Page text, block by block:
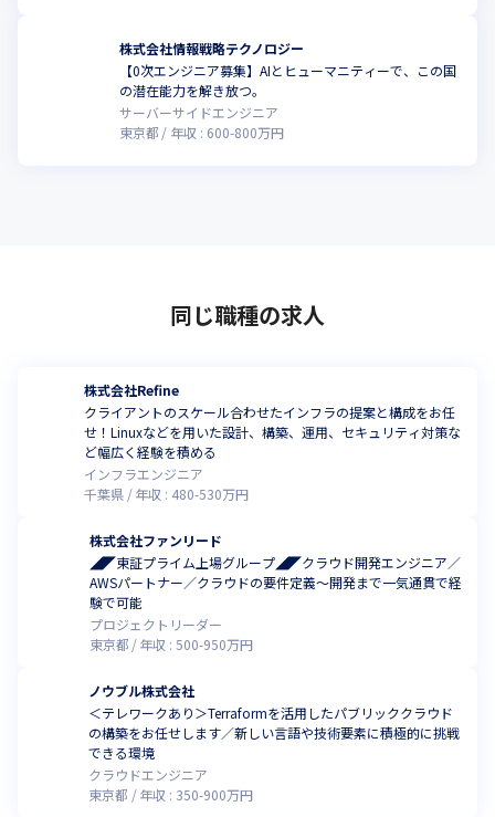
株式会社情報戦略テクノロジー
【0次エンジニア募集】AIとヒューマニティーで、この国
の潜在能力を解き放つ。
サーバーサイドエンジニア
東京都
年収 : 600-800万円
同じ職種の求人
株式会社Refine
クライアントのスケール合わせたインフラの提案と構成をお任
せ！Linuxなどを用いた設計、構築、運用、セキュリティ対策な
ど幅広く経験を積める
インフラエンジニア
千葉県
年収 : 480-530万円
株式会社ファンリード
◢◤東証プライム上場グループ◢◤クラウド開発エンジニア／
AWSパートナー／クラウドの要件定義～開発まで一気通貫で経
験で可能
プロジェクトリーダー
東京都
年収 :500-950万円
ノウブル株式会社
＜テレワークあり＞Terraformを活用したパブリッククラウド
の構築をお任せします／新しい言語や技術要素に積極的に挑戦
できる環境
クラウドエンジニア
東京都
年収 : 350-900万円